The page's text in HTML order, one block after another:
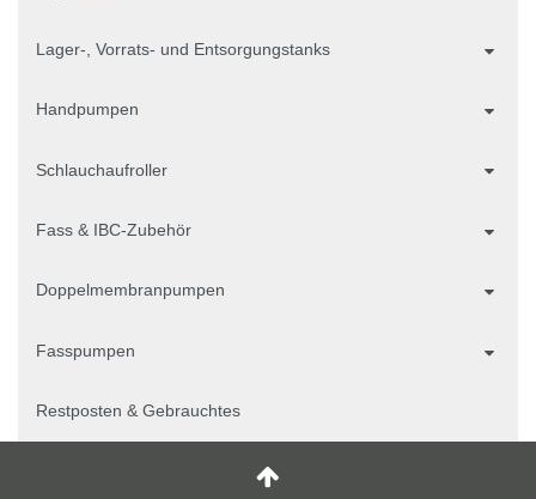
Lager-, Vorrats- und Entsorgungstanks
Handpumpen
Schlauchaufroller
Fass & IBC-Zubehör
Doppelmembranpumpen
Fasspumpen
Restposten & Gebrauchtes